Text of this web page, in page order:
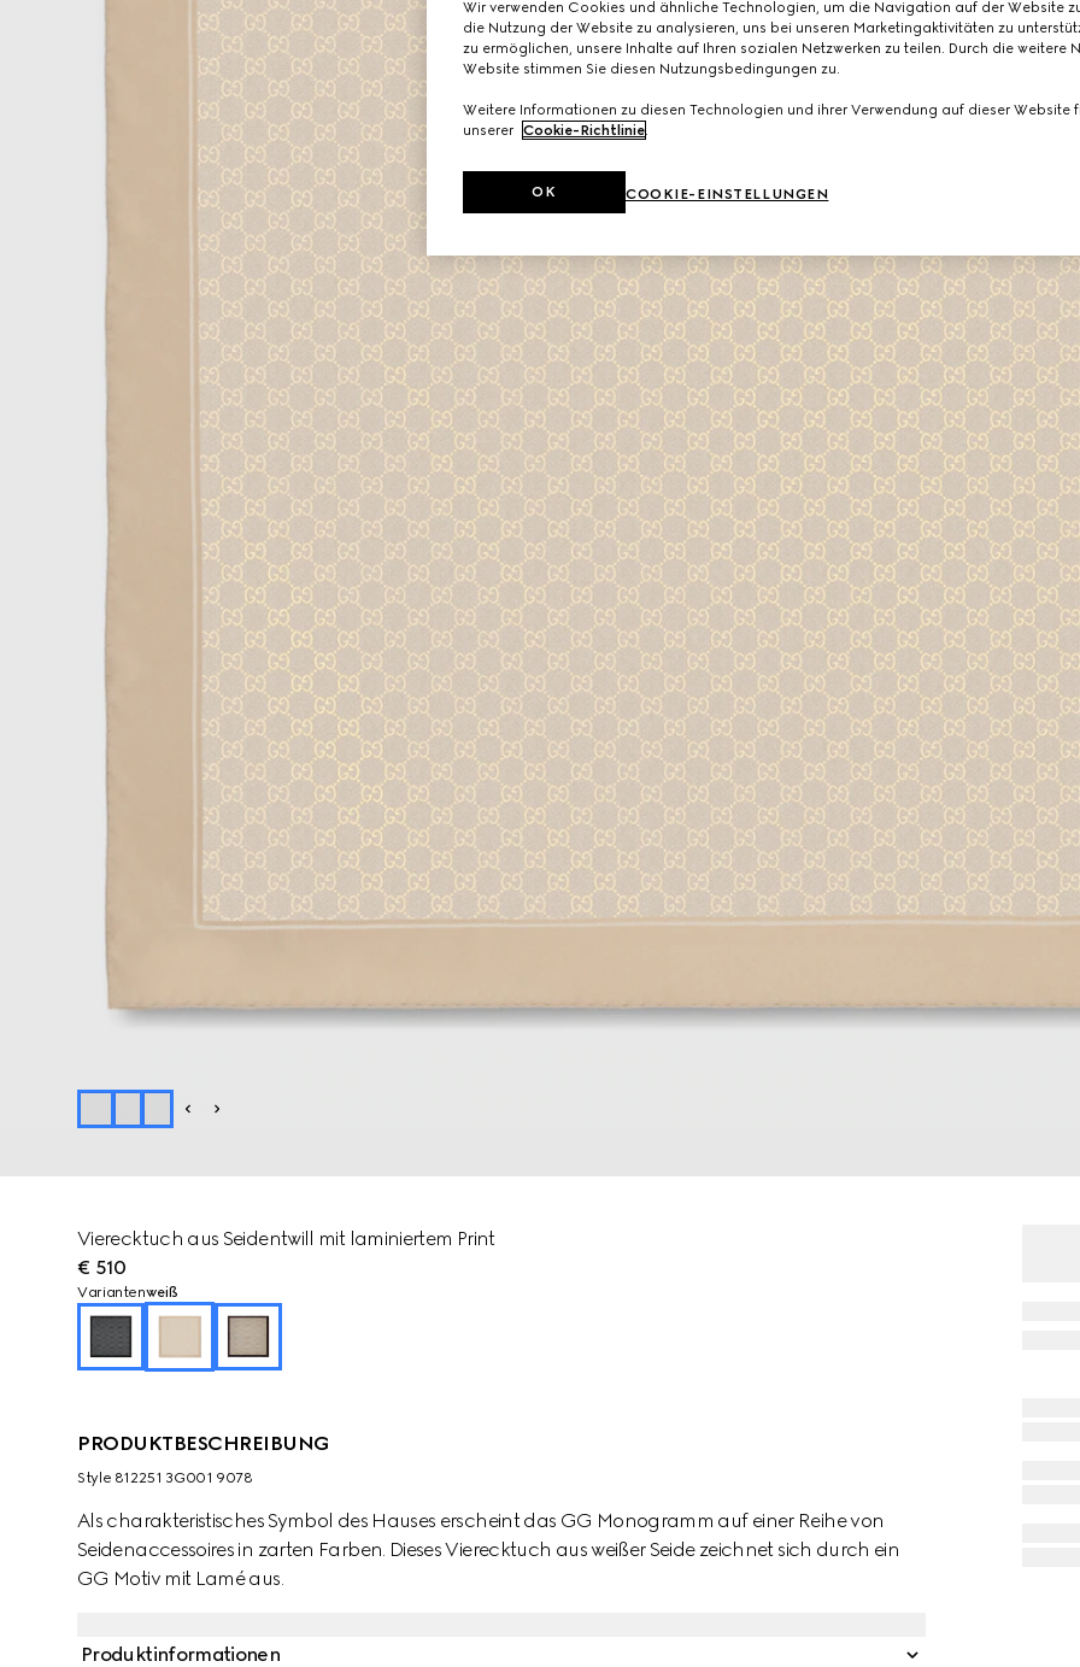
Vierecktuch aus Seidentwill mit laminiertem Print
€ 510
Variantenweiß
PRODUKTBESCHREIBUNG
Style ‎812251 3G001 9078
Als charakteristisches Symbol des Hauses erscheint das GG Monogramm auf einer Reihe von
Seidenaccessoires in zarten Farben. Dieses Vierecktuch aus weißer Seide zeichnet sich durch ein
GG Motiv mit Lamé aus.
Produktinformationen
Wir verwenden Cookies und ähnliche Technologien, um die Navigation auf der Website
die Nutzung der Website zu analysieren, uns bei unseren Marketingaktivitäten zu
zu ermöglichen, unsere Inhalte auf Ihren sozialen Netzwerken zu teilen. Durch die weitere
Website stimmen Sie diesen Nutzungsbedingungen zu.
Weitere Informationen zu diesen Technologien und ihrer Verwendung auf dieser Website
unserer Cookie-Richtlinie
COOKIE-EINSTELLUNGEN
OK